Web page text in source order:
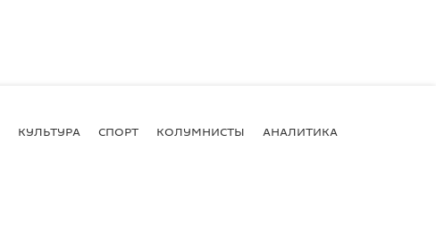
КУЛЬТУРА СПОРТ КОЛУМНИСТЫ АНАЛИТИКА